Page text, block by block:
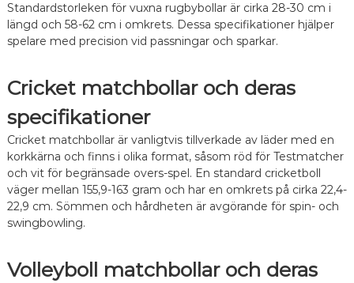
Standardstorleken för vuxna rugbybollar är cirka 28-30 cm i
längd och 58-62 cm i omkrets. Dessa specifikationer hjälper
spelare med precision vid passningar och sparkar.
Cricket matchbollar och deras
specifikationer
Cricket matchbollar är vanligtvis tillverkade av läder med en
korkkärna och finns i olika format, såsom röd för Testmatcher
och vit för begränsade overs-spel. En standard cricketboll
väger mellan 155,9-163 gram och har en omkrets på cirka 22,4-
22,9 cm. Sömmen och hårdheten är avgörande för spin- och
swingbowling.
Volleyboll matchbollar och deras